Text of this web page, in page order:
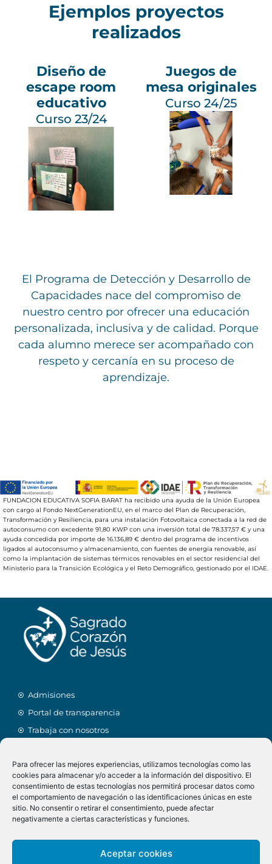
Para ofrecer las mejores experiencias, utilizamos tecnologías como las
cookies para almacenar y/o acceder a la información del dispositivo. El
consentimiento de estas tecnologías nos permitirá procesar datos como
el comportamiento de navegación o las identificaciones únicas en este
sitio. No consentir o retirar el consentimiento, puede afectar
negativamente a ciertas características y funciones.
Aceptar cookies
Ejemplos proyectos
realizados
Diseño de
escape room
educativo
Curso 23/24
Juegos de
mesa originales
Curso 24/25
El Programa de Detección y Desarrollo de
Capacidades nace del compromiso de
nuestro centro por ofrecer una educación
personalizada, inclusiva y de calidad. Porque
cada alumno merece ser acompañado con
respeto y cercanía en su proceso de
aprendizaje.
FUNDACION EDUCATIVA SOFIA BARAT ha recibido una ayuda de la Unión Europea
con cargo al Fondo NextGenerationEU, en el marco del Plan de Recuperación,
Transformación y Resiliencia, para una instalación Fotovoltaica conectada a la red de
autoconsumo con excedente 91,80 KWP con una inversión total de 78.337,57 € y una
ayuda concedida por importe de 16.136,89 € dentro del programa de incentivos
ligados al autoconsumo y almacenamiento, con fuentes de energía renovable, así
como la implantación de sistemas térmicos renovables en el sector residencial del
Ministerio para la Transición Ecológica y el Reto Demográfico, gestionado por el IDAE.
Admisiones
Portal de transparencia
Trabaja con nosotros
Alexia
Menú comedor
Calendario
AMPA
Facebook
Linkedin
Twitter
Instagram